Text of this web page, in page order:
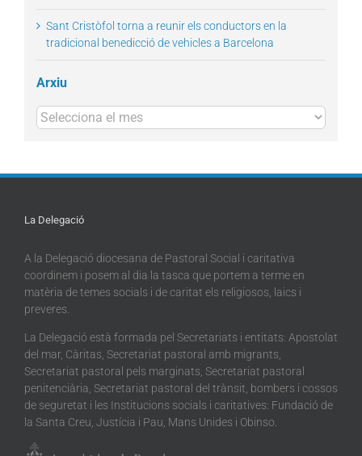
Sant Cristòfol torna a reunir els conductors en la
tradicional benedicció de vehicles a Barcelona
Arxiu
Arxius
La Delegació
A la Delegació diocesana de Pastoral Social i caritativa
coordinem i posem al dia la tasca que portem a terme en
matèria de temes socials i de caritat els religiosos, laics i
preveres.
La Delegació està formada pel Secretariats i entitats: Apostolat
del mar, Càritas, Secretariat pastoral amb migrants,
Secretariat pastoral pels marginats, Secretariat pastoral
penitenciària, Secretariat pastoral del trànsit, bombers i cossos
de seguretat i les Institucions socials i caritatives: Fundació de
la Santa Creu, Justícia i Pau, Mans Unides i Obinso.